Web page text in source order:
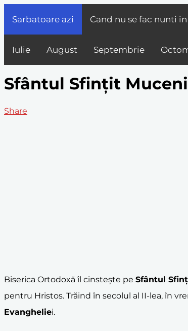
Sarbatoare azi Cand nu se fac nunti in
Iulie August Septembrie
Sfântul Sfințit
Share
Biserica Ortodoxă îl cinstește pe Sfântul
pentru Hristos. Trăind în secolul al II-lea, în
Evangheliei.